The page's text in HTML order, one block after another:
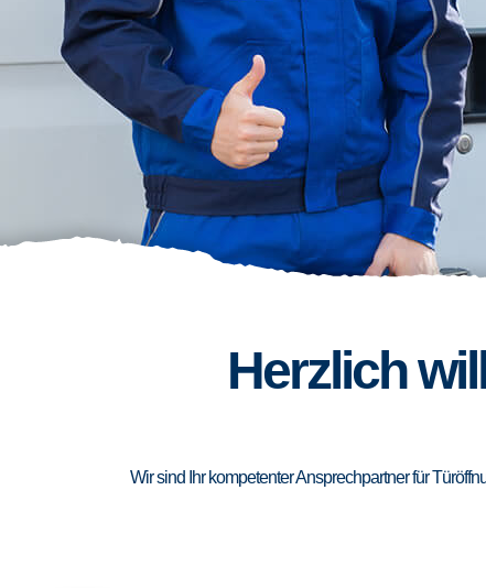
Herzlich
Wir sind Ihr kompetenter Ansprechpartner für